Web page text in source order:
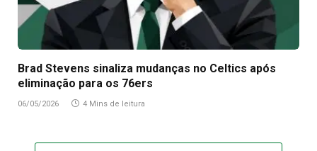
Brad Stevens sinaliza mudanças no Celtics após
eliminação para os 76ers
06/05/2026 4 Mins de leitura